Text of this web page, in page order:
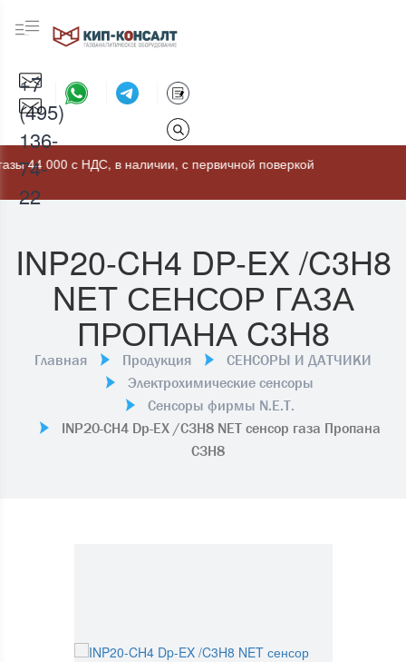
+7
(495)
136-
74-
22
с НДС, в наличии, с первичной поверкой
INP20-CH4 DP-EX /C3H8
NET СЕНСОР ГАЗА
ПРОПАНА C3H8
Главная Продукция
СЕНСОРЫ И ДАТЧИКИ
Электрохимические сенсоры
Сенсоры фирмы N.E.T.
INP20-CH4 Dp-EX /C3H8 NET сенсор газа Пропана
C3H8